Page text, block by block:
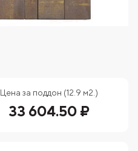
Цена за поддон (12.9 м2.)
33 604.50 ₽